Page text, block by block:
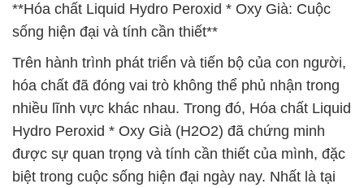
**Hóa chất Liquid Hydro Peroxid * Oxy Già: Cuộc
sống hiện đại và tính cần thiết**
Trên hành trình phát triển và tiến bộ của con người,
hóa chất đã đóng vai trò không thể phủ nhận trong
nhiều lĩnh vực khác nhau. Trong đó, Hóa chất Liquid
Hydro Peroxid * Oxy Già (H2O2) đã chứng minh
được sự quan trọng và tính cần thiết của mình, đặc
biệt trong cuộc sống hiện đại ngày nay. Nhất là tại